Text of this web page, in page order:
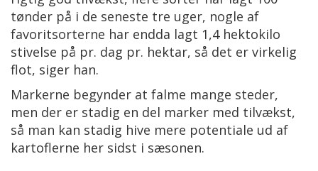
tønder på i de seneste tre uger, nogle af
favoritsorterne har endda lagt 1,4 hektokilo
stivelse på pr. dag pr. hektar, så det er virkelig
flot, siger han.
Markerne begynder at falme mange steder,
men der er stadig en del marker med tilvækst,
så man kan stadig hive mere potentiale ud af
kartoflerne her sidst i sæsonen.